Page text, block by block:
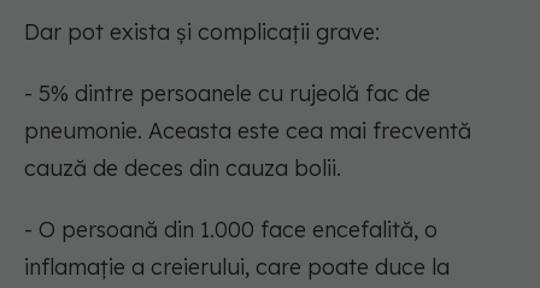
Dar pot exista și complicații grave:
- 5% dintre persoanele cu rujeolă fac de
pneumonie. Aceasta este cea mai frecventă
cauză de deces din cauza bolii.
- O persoană din 1.000 face encefalită, o
inflamație a creierului, care poate duce la